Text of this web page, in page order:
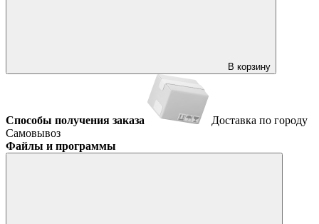
В корзину
Способы получения заказа
Доставка по городу
Самовывоз
Файлы и программы